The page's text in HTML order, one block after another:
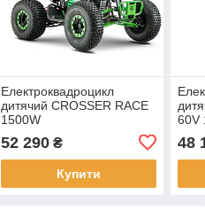
Електроквадроцикл
дитячий CROSSER RACE
1500W
52 290₴
Купити
60V
48